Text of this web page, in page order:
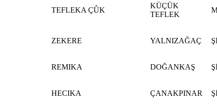
TEFLEKA ÇÛK
KÜÇÜK
TEFLEK
ZEKERE YALNIZAĞAÇ
REMIKA DOĞANKAŞ
HECIKA ÇANAKPINAR